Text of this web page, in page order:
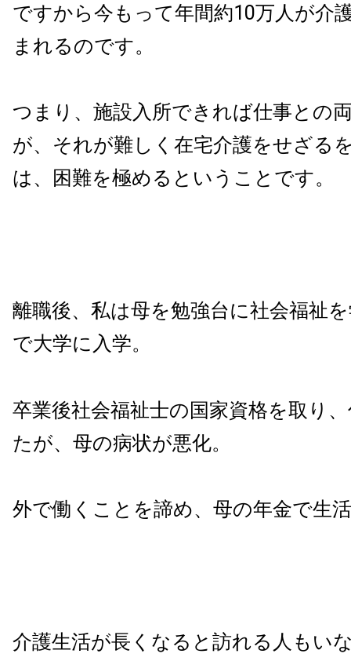
ですから今もって年間約10万人が介
まれるのです。
つまり、施設入所できれば仕事との
が、それが難しく在宅介護をせざる
は、困難を極めるということです。
離職後、私は母を勉強台に社会福祉
で大学に入学。
卒業後社会福祉士の国家資格を取り
たが、母の病状が悪化。
外で働くことを諦め、母の年金で生
介護生活が長くなると訪れる人もい